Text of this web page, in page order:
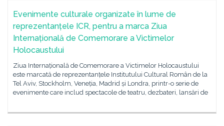
Evenimente culturale organizate în lume de
reprezentanțele ICR, pentru a marca Ziua
Internațională de Comemorare a Victimelor
Holocaustului
Ziua Internațională de Comemorare a Victimelor Holocaustului
este marcată de reprezentanțele Institutului Cultural Român de la
Tel Aviv, Stockholm, Veneția, Madrid și Londra, printr-o serie de
evenimente care includ spectacole de teatru, dezbateri, lansări de